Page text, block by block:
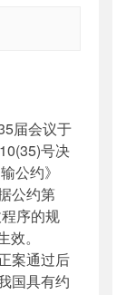
届会议于
号决
公约》
公约第
序的规
。
案通过后
国具有约